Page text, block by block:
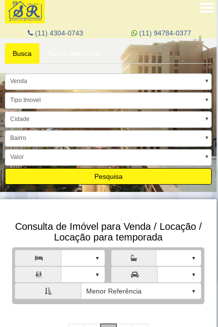
(11) 4304-0743 (11) 94784-0377
Busca
Venda
Tipo Imovel
Cidade
Bairro
Valor
Pesquisa
Consulta de Imóvel para Venda / Locação /
Locação para temporada

 
Menor Referência